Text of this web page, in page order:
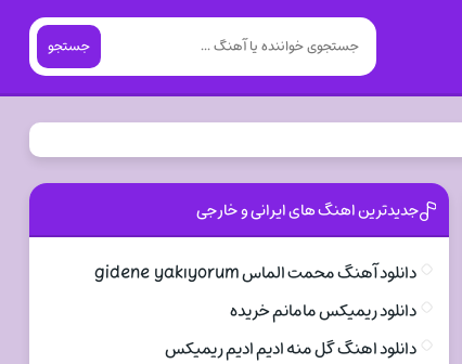
جستجو
جدیدترین اهنگ های ایرانی و خارجی
دانلود آهنگ محمت الماس gidene yakıyorum
دانلود ریمیکس مامانم خریده
دانلود اهنگ گل منه ادیم ادیم ریمیکس